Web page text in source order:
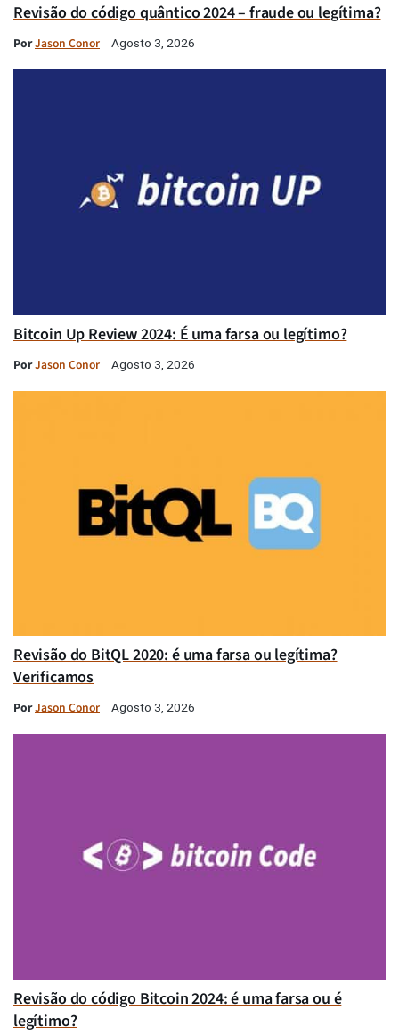
Revisão do código quântico 2024 – fraude ou legítima?
PorJason Conor Agosto 3, 2026
Bitcoin Up Review 2024: É uma farsa ou legítimo?
PorJason Conor Agosto 3, 2026
Revisão do BitQL 2020: é uma farsa ou legítima?
Verificamos
PorJason Conor Agosto 3, 2026
Revisão do código Bitcoin 2024: é uma farsa ou é
legítimo?